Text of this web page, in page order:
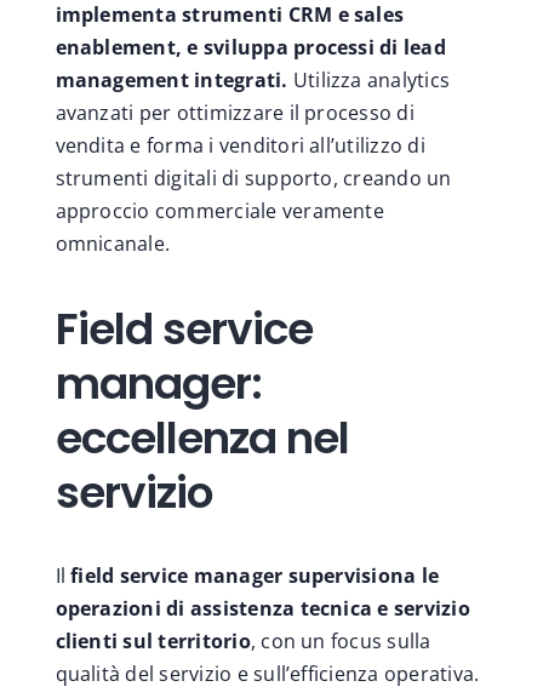
implementa strumenti CRM e sales
enablement, e sviluppa processi di lead
management integrati. Utilizza analytics
avanzati per ottimizzare il processo di
vendita e forma i venditori all’utilizzo di
strumenti digitali di supporto, creando un
approccio commerciale veramente
omnicanale.
Field service
manager:
eccellenza nel
servizio
Ilfield service manager supervisiona le
operazioni di assistenza tecnica e servizio
clienti sul territorio, con un focus sulla
qualità del servizio e sull’efficienza operativa.